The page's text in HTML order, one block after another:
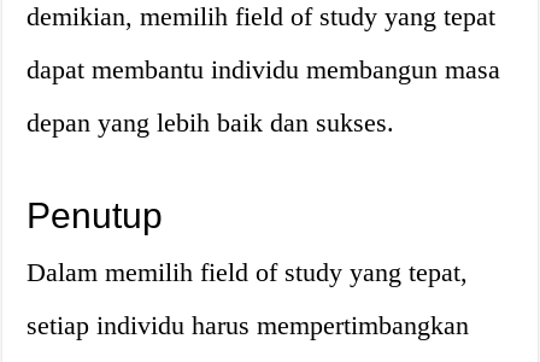
demikian, memilih field of study yang tepat
dapat membantu individu membangun masa
depan yang lebih baik dan sukses.
Penutup
Dalam memilih field of study yang tepat,
setiap individu harus mempertimbangkan